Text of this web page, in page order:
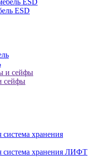
ESD
сейфы
хранения
система хранения ЛИФТ